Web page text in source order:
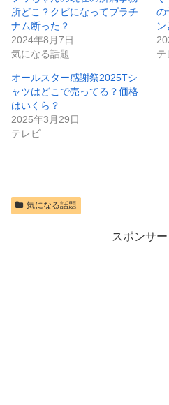
所どこ？クビになってプラチ
ナム断った？
2024年8月7日
気になる話題
の
ン
テ
オールスター感謝祭2025Tシ
ャツはどこで売ってる？価格
はいくら？
2025年3月29日
テレビ
気になる話題
スポンサ